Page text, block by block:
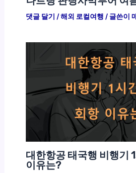
댓글 달기 /해외 로컬여행 / 글쓴이
대한항공 태국행 비행기
이유는?